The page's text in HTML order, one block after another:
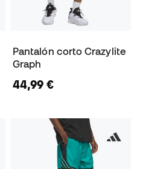
Pantalón corto Crazylite
Graph
44,99 €